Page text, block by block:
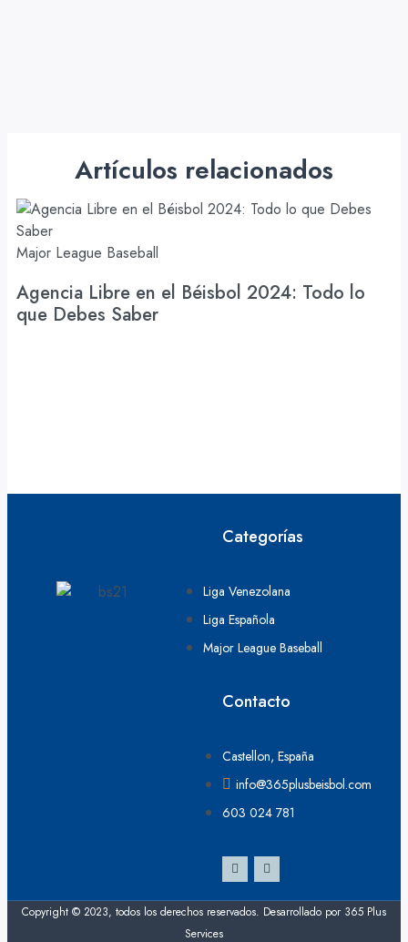
Artículos relacionados
Major League Baseball
Agencia Libre en el Béisbol 2024: Todo lo
que Debes Saber
Categorías
Liga Venezolana
Liga Española
Major League Baseball
Contacto
Castellon, España
info@365plusbeisbol.com
603 024 781
Copyright © 2023, todos los derechos reservados. Desarrollado por 365 Plus
Services